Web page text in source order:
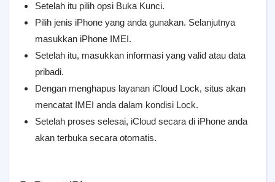
Setelah itu pilih opsi Buka Kunci.
Pilih jenis iPhone yang anda gunakan. Selanjutnya
masukkan iPhone IMEI.
Setelah itu, masukkan informasi yang valid atau data
pribadi.
Dengan menghapus layanan iCloud Lock, situs akan
mencatat IMEI anda dalam kondisi Lock.
Setelah proses selesai, iCloud secara di iPhone anda
akan terbuka secara otomatis.